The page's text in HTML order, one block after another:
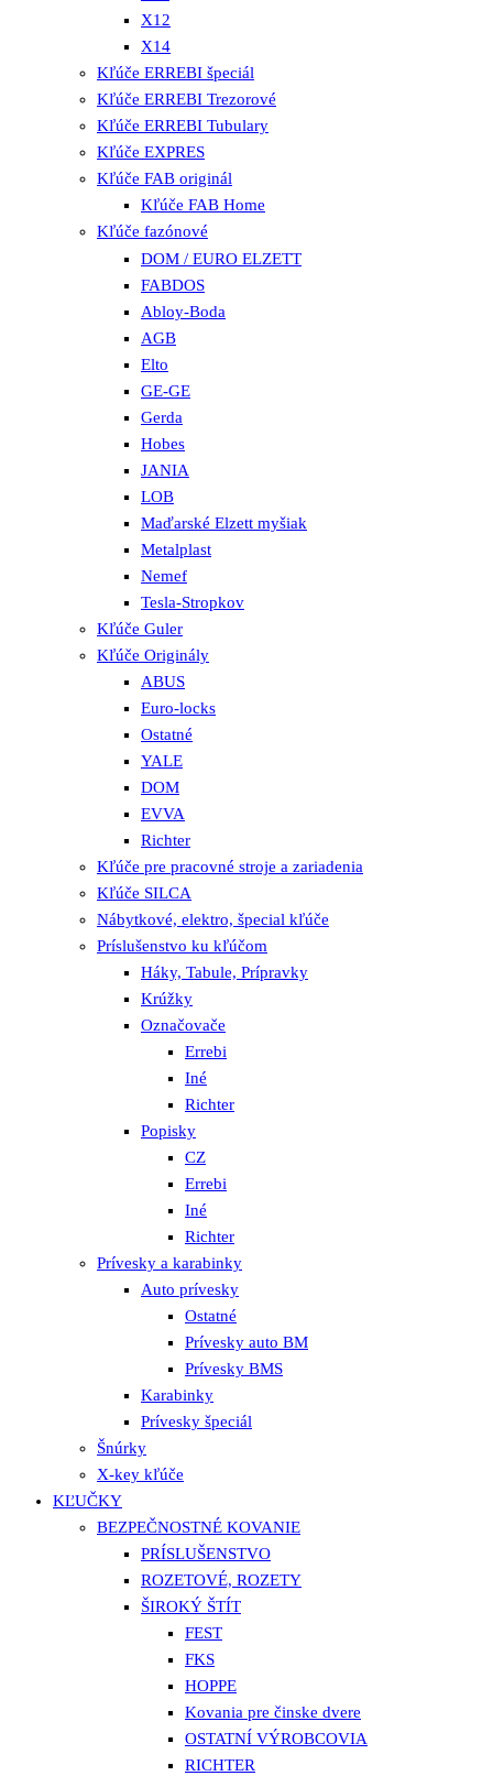
X12
X14
Kľúče ERREBI špeciál
Kľúče ERREBI Trezorové
Kľúče ERREBI Tubulary
Kľúče EXPRES
Kľúče FAB originál
Kľúče FAB Home
Kľúče fazónové
DOM / EURO ELZETT
FABDOS
Abloy-Boda
AGB
Elto
GE-GE
Gerda
Hobes
JANIA
LOB
Maďarské Elzett myšiak
Metalplast
Nemef
Tesla-Stropkov
Kľúče Guler
Kľúče Originály
ABUS
Euro-locks
Ostatné
YALE
DOM
EVVA
Richter
Kľúče pre pracovné stroje a zariadenia
Kľúče SILCA
Nábytkové, elektro, špecial kľúče
Príslušenstvo ku kľúčom
Háky, Tabule, Prípravky
Krúžky
Označovače
Errebi
Iné
Richter
Popisky
CZ
Errebi
Iné
Richter
Prívesky a karabinky
Auto prívesky
Ostatné
Prívesky auto BM
Prívesky BMS
Karabinky
Prívesky špeciál
Šnúrky
X-key kľúče
KĽUČKY
BEZPEČNOSTNÉ KOVANIE
PRÍSLUŠENSTVO
ROZETOVÉ, ROZETY
ŠIROKÝ ŠTÍT
FEST
FKS
HOPPE
Kovania pre činske dvere
OSTATNÍ VÝROBCOVIA
RICHTER